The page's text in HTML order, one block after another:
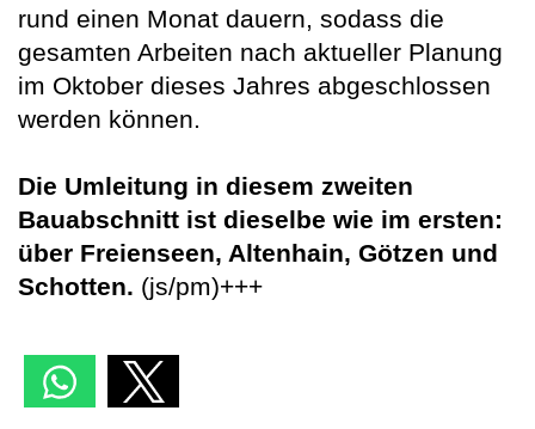
rund einen Monat dauern, sodass die
gesamten Arbeiten nach aktueller Planung
im Oktober dieses Jahres abgeschlossen
werden können.
Die Umleitung in diesem zweiten
Bauabschnitt ist dieselbe wie im ersten:
über Freienseen, Altenhain, Götzen und
Schotten. (js/pm)+++